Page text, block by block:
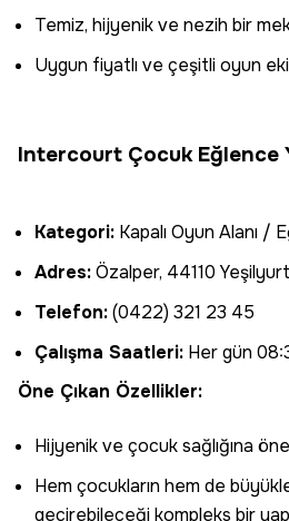
Temiz, hijyenik ve nezih bir
Uygun fiyatlı ve çeşitli oyun
Intercourt Çocuk Eğlence
Kategori: Kapalı Oyun Alanı /
Adres:Özalper, 44110
Telefon:(0422) 321 23 45
Çalışma Saatleri: Her gün
Öne Çıkan Özellikler:
Hijyenik ve çocuk sağlığına
Hem çocukların hem de
geçirebileceği kompleks bir